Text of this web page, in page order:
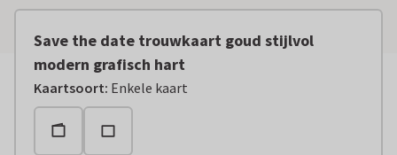
Save the date trouwkaart goud stijlvol
modern grafisch hart
Kaartsoort: Enkele kaart